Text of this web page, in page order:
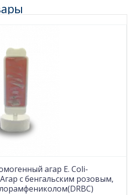
агар E. Coli-
с бенгальским розовым,